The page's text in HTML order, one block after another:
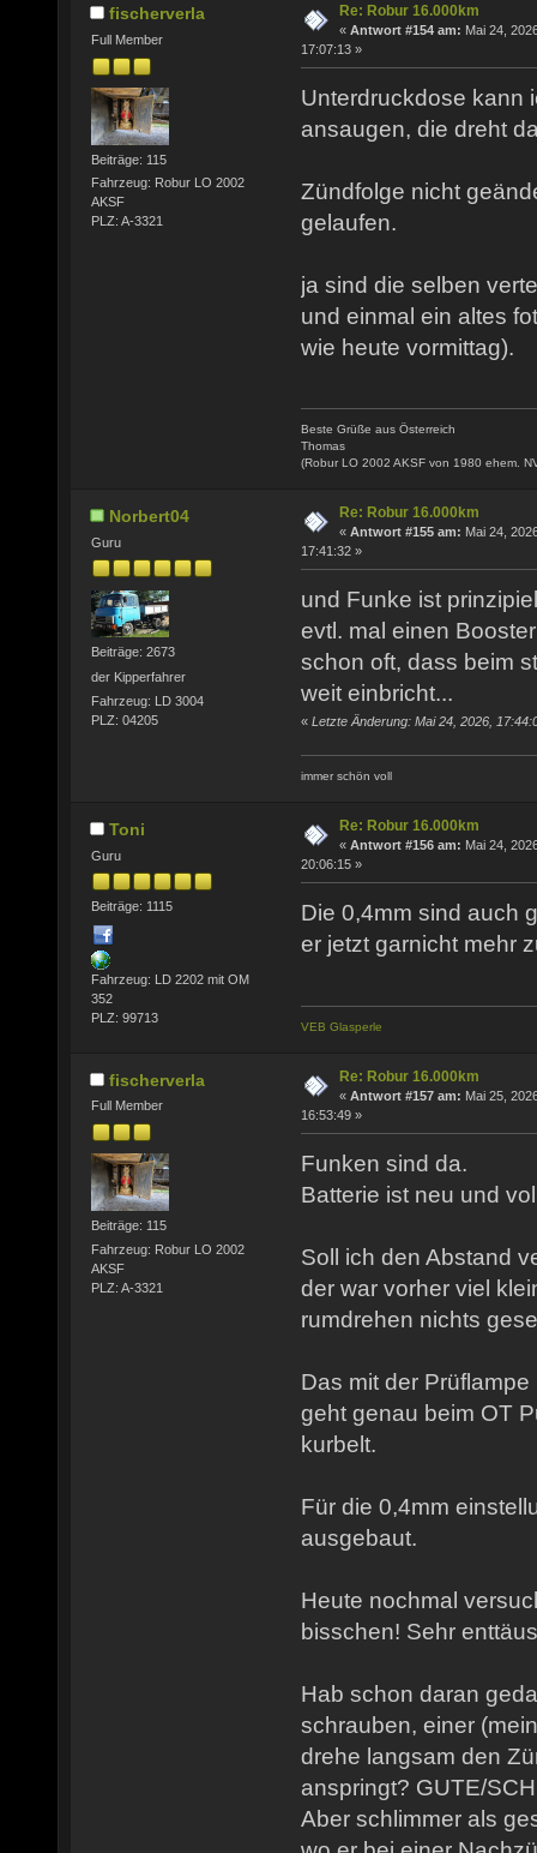
fischerverla
Full Member
Beiträge: 115
Fahrzeug: Robur LO 2002
AKSF
PLZ: A-3321
Re: Robur 16.000km
« Antwort #154 am: Mai 24,
17:07:13 »
Unterdruckdose kann
ansaugen, die dreht
Zündfolge nicht
gelaufen.
ja sind die selben
und einmal ein altes
wie heute vormittag).
Beste Grüße aus Österreich
Thomas
(Robur LO 2002 AKSF von 1980 ehem.
Norbert04
Guru
Beiträge: 2673
der Kipperfahrer
Fahrzeug: LD 3004
PLZ: 04205
Re: Robur 16.000km
« Antwort #155 am: Mai 24,
17:41:32 »
und Funke ist
evtl. mal einen
schon oft, dass beim
weit einbricht...
« Letzte Änderung: Mai 24, 2026,
immer schön voll
Toni
Guru
Beiträge: 1115
Fahrzeug: LD 2202 mit OM
352
PLZ: 99713
Re: Robur 16.000km
« Antwort #156 am: Mai 24,
20:06:15 »
Die 0,4mm sind auch
er jetzt garnicht mehr
VEB Glasperle
fischerverla
Full Member
Beiträge: 115
Fahrzeug: Robur LO 2002
AKSF
PLZ: A-3321
Re: Robur 16.000km
« Antwort #157 am: Mai 25,
16:53:49 »
Funken sind da.
Batterie ist neu und
Soll ich den Abstand
der war vorher viel
rumdrehen nichts
Das mit der
geht genau beim OT
kurbelt.
Für die 0,4mm
ausgebaut.
Heute nochmal
bisschen! Sehr
Hab schon daran
schrauben, einer
drehe langsam den
anspringt? GUTE/
Aber schlimmer als